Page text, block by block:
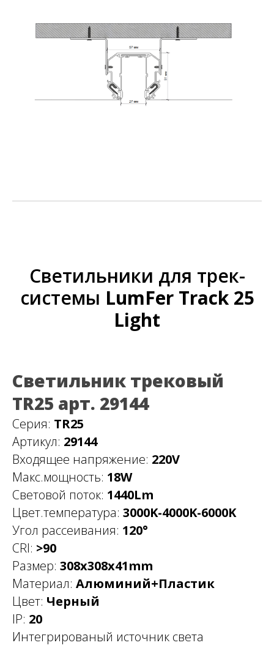
Светильники для трек-
системы LumFer Track 25
Light
Светильник трековый
TR25 арт. 29144
Серия: TR25
Артикул: 29144
Входящее напряжение: 220V
Макс.мощность: 18W
Световой поток: 1440Lm
Цвет.температура: 3000K-4000K-6000K
Угол рассеивания: 120°
CRI: >90
Размер: 308х308х41mm
Материал: Алюминий+Пластик
Цвет: Черный
IP: 20
Интегрированый источник света